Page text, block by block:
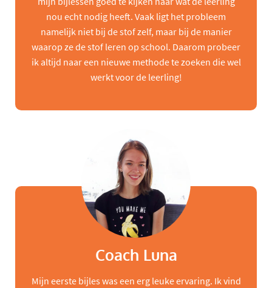
nou echt nodig heeft. Vaak ligt het probleem
namelijk niet bij de stof zelf, maar bij de manier
waarop ze de stof leren op school. Daarom probeer
ik altijd naar een nieuwe methode te zoeken die wel
werkt voor de leerling!
Coach Luna
Mijn eerste bijles was een erg leuke ervaring. Ik vind